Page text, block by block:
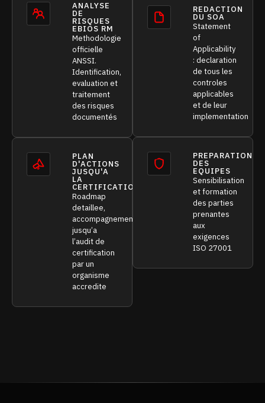
ANALYSE
DE
RISQUES
EBIOS RM
Methodologie
officielle
ANSSI.
Identification,
evaluation et
traitement
des risques
documentés
PLAN
D'ACTIONS
JUSQU'A
LA
CERTIFICATION
Roadmap
detaillee,
accompagnement
jusqu’a
l’audit de
certification
par un
organisme
accredite
REDACTION
DU SOA
Statement
of
Applicability
: declaration
de tous les
controles
applicables
et de leur
implementation
PREPARATION
DES
EQUIPES
Sensibilisation
et formation
des parties
prenantes
aux
exigences
ISO 27001